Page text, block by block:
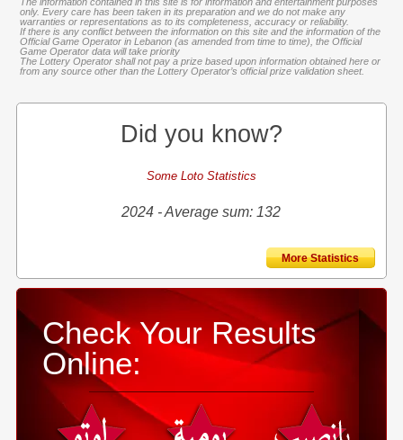
only. Every care has been taken in its preparation and we do not make any
warranties or representations as to its completeness, accuracy or reliability.
If there is any conflict between the information on this site and the information of the
Official Game Operator in Lebanon (as amended from time to time), the Official
Game Operator data will take priority
The Lottery Operator shall not pay a prize based upon information obtained here or
from any source other than the Lottery Operator’s official prize validation sheet.
Did you know?
Some Loto Statistics
2024 - Average sum: 132
More Statistics
Check Your Results
Online: